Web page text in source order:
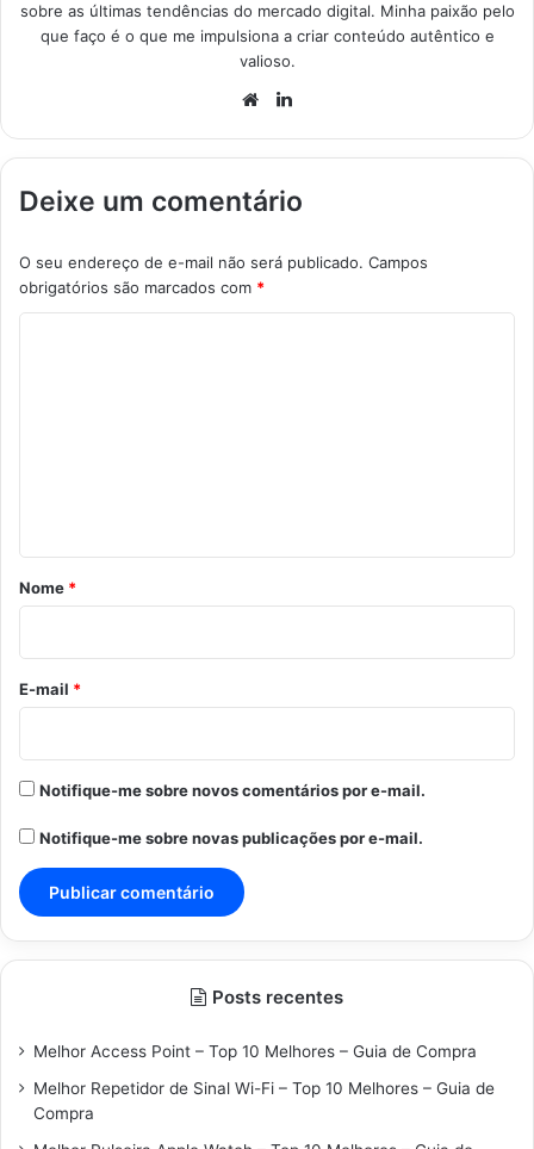
sobre as últimas tendências do mercado digital. Minha paixão pelo
que faço é o que me impulsiona a criar conteúdo autêntico e
valioso.
Website
Deixe um comentário
O seu endereço de e-mail não será publicado. Campos
obrigatórios são marcados com *
r
o
*
Nome *
E-mail *
Notifique-me sobre novos comentários por e-mail.
Notifique-me sobre novas publicações por e-mail.
Posts recentes
Melhor Access Point – Top 10 Melhores – Guia de Compra
Melhor Repetidor de Sinal Wi-Fi – Top 10 Melhores – Guia de
Compra